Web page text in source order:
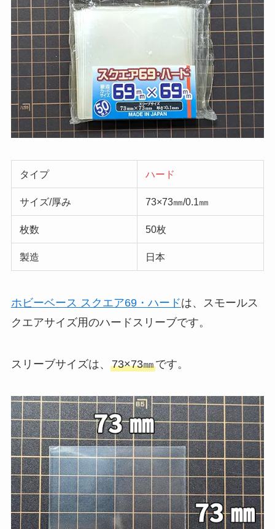
タイプ ハード
サイズ/厚み 73×73㎜/0.1㎜
枚数 50枚
製造 日本
ホビーベース スクエア69・ハードは、スモールス
クエアサイズ用のハードスリーブです。
スリーブサイズは、 73×73㎜です。